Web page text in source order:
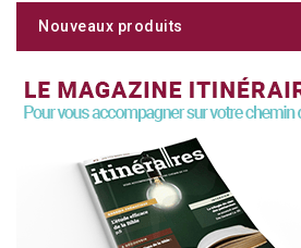
Nouveaux produits